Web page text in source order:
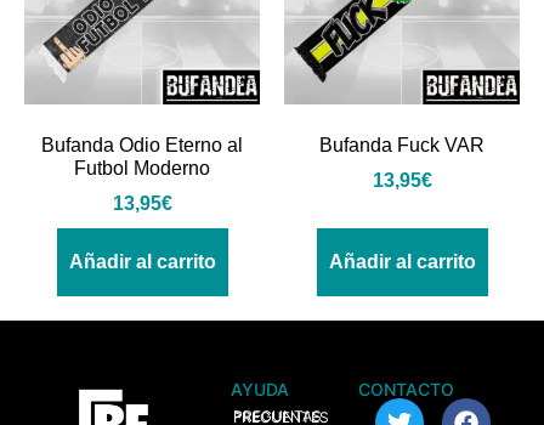
Bufanda Odio Eterno al
Futbol Moderno
13,95€
Añadir al carrito
Bufanda Fuck VAR
13,95€
Añadir al carrito
AYUDA
> PREGUNTAS FRECUENTES
CONTACTO